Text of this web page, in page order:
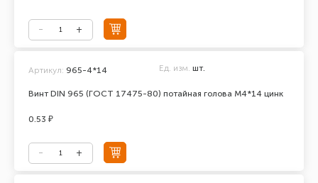
Винт DIN 965 (ГОСТ 17475-80) потайная голова М4*14 цинк
Артикул: 965-4*14 Ед. изм. шт.
0.53 ₽